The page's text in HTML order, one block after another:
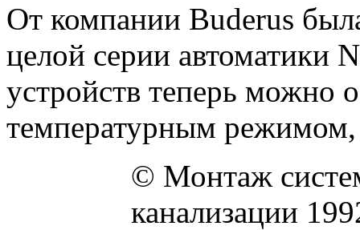
От компании Buderus
целой серии
устройств теперь можно
температурным
© Монтаж
канализации